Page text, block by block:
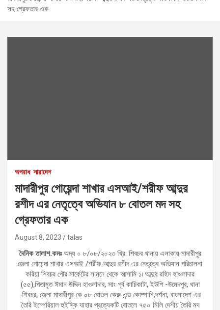
সহ গ্রেফতার এক
অপরাধ সারাদেশ
মাদারীপুর গোয়েন্দা শাখার এসআই/শরীফ আব্দুর
রশীদ এর নেতৃত্বে অভিযান ৮ বোতল মদ সহ
গ্রেফতার এক
August 8, 2023 talas
দৈনিক তালাশ.কমঃঅদ্য ০ ৮/০৮/২০২৩ খ্রি: শিবচর থানায় এলাকায় মাদারীপুর
জেলা গোয়েন্দা শাখার এসআই /শরীফ আব্দুর রশীদ এর নেতৃত্বে অভিযান পরিচালনা
করিয়া শিবচর পৌর মার্কেটের সামনে থেকে আসামি ১৷ আব্দুর রহিম হাওলাদার
(৫৫),পিতামৃত ঈমান উদ্দিন হাওলাদার, সাং পূর্ব কাচিকাটা, ইউপি -উমেদপুর, থানা
-শিবচর, জেলা মাদারীপুর কে ০৮ বোতল কেরু এন্ড কোম্পানি,দর্শনা, বাংলাদেশ এর
তৈরি ইম্পেরিয়াল হুইস্কি যাহার প্রত্যেকটি বোতলে ৭৫০ মিলি দেশীয় তৈরি মদ